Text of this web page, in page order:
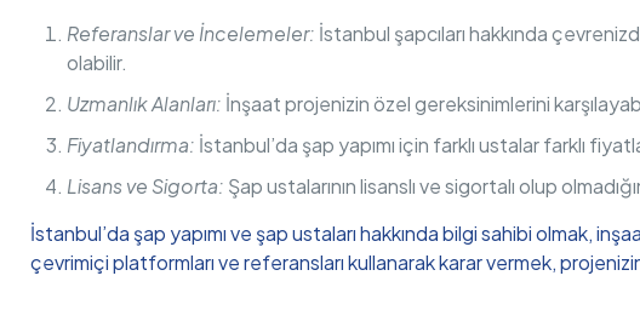
Referanslar ve İncelemeler: İstanbul şapcıları hakkında
olabilir.
Uzmanlık Alanları: İnşaat projenizin özel gereksinimlerini
Fiyatlandırma: İstanbul’da şap yapımı için farklı ustalar farklı
Lisans ve Sigorta: Şap ustalarının lisanslı ve sigortalı olup
İstanbul’da şap yapımı ve şap ustaları hakkında bilgi sahibi olmak,
çevrimiçi platformları ve referansları kullanarak karar vermek, projenizin